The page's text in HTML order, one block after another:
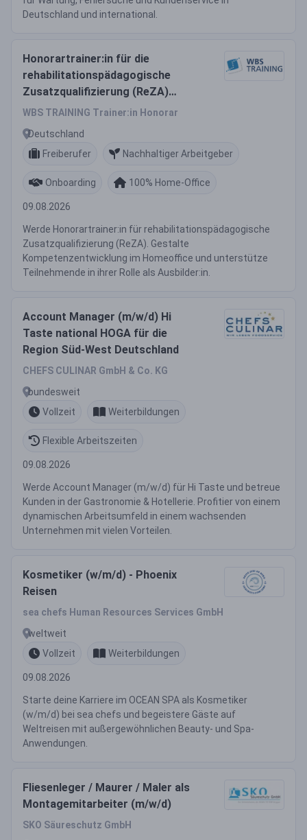
Deutschland und international.
Honorartrainer:in für die
rehabilitationspädagogische
Zusatzqualifizierung (ReZA)
(m/w/d)
WBS TRAINING Trainer:in Honorar
Deutschland
Freiberufer
Nachhaltiger Arbeitgeber
Onboarding 100% Home-Office
09.08.2026
Werde Honorartrainer:in für rehabilitationspädagogische
Zusatzqualifizierung (ReZA). Gestalte
Kompetenzentwicklung im Homeoffice und unterstütze
Teilnehmende in ihrer Rolle als Ausbilder:in.
Account Manager (m/w/d) Hi
Taste national HOGA für die
Region Süd-West Deutschland
CHEFS CULINAR GmbH & Co. KG
bundesweit
Vollzeit
Weiterbildungen
Flexible Arbeitszeiten
09.08.2026
Werde Account Manager (m/w/d) für Hi Taste und betreue
Kunden in der Gastronomie & Hotellerie. Profitier von einem
dynamischen Arbeitsumfeld in einem wachsenden
Unternehmen mit vielen Vorteilen.
Kosmetiker (w/m/d) - Phoenix
Reisen
sea chefs Human Resources Services GmbH
weltweit
Vollzeit
Weiterbildungen
09.08.2026
Starte deine Karriere im OCEAN SPA als Kosmetiker
(w/m/d) bei sea chefs und begeistere Gäste auf
Weltreisen mit außergewöhnlichen Beauty- und Spa-
Anwendungen.
Fliesenleger / Maurer / Maler als
Montagemitarbeiter (m/w/d)
SKO Säureschutz GmbH